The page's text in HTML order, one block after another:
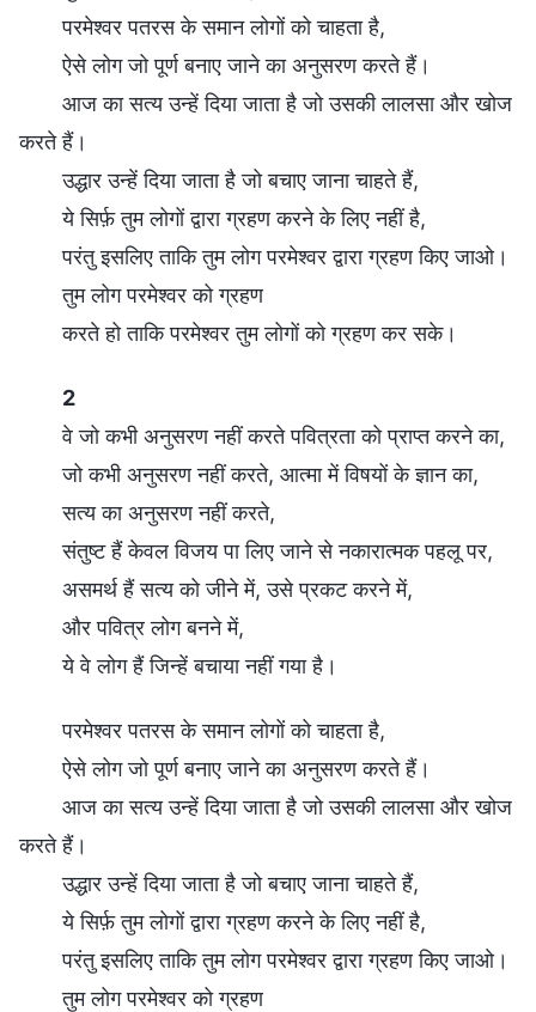
परमेश्वर पतरस के समान लोगों को चाहता है,
ऐसे लोग जो पूर्ण बनाए जाने का अनुसरण करते हैं।
आज का सत्य उन्हें दिया जाता है जो उसकी लालसा और खोज
करते हैं।
उद्धार उन्हें दिया जाता है जो बचाए जाना चाहते हैं,
ये सिर्फ़ तुम लोगों द्वारा ग्रहण करने के लिए नहीं है,
परंतु इसलिए ताकि तुम लोग परमेश्वर द्वारा ग्रहण किए जाओ।
तुम लोग परमेश्वर को ग्रहण
करते हो ताकि परमेश्वर तुम लोगों को ग्रहण कर सके।
2
वे जो कभी अनुसरण नहीं करते पवित्रता को प्राप्त करने का,
जो कभी अनुसरण नहीं करते, आत्मा में विषयों के ज्ञान का,
सत्य का अनुसरण नहीं करते,
संतुष्ट हैं केवल विजय पा लिए जाने से नकारात्मक पहलू पर,
असमर्थ हैं सत्य को जीने में, उसे प्रकट करने में,
और पवित्र लोग बनने में,
ये वे लोग हैं जिन्हें बचाया नहीं गया है।
परमेश्वर पतरस के समान लोगों को चाहता है,
ऐसे लोग जो पूर्ण बनाए जाने का अनुसरण करते हैं।
आज का सत्य उन्हें दिया जाता है जो उसकी लालसा और खोज
करते हैं।
उद्धार उन्हें दिया जाता है जो बचाए जाना चाहते हैं,
ये सिर्फ़ तुम लोगों द्वारा ग्रहण करने के लिए नहीं है,
परंतु इसलिए ताकि तुम लोग परमेश्वर द्वारा ग्रहण किए जाओ।
तुम लोग परमेश्वर को ग्रहण